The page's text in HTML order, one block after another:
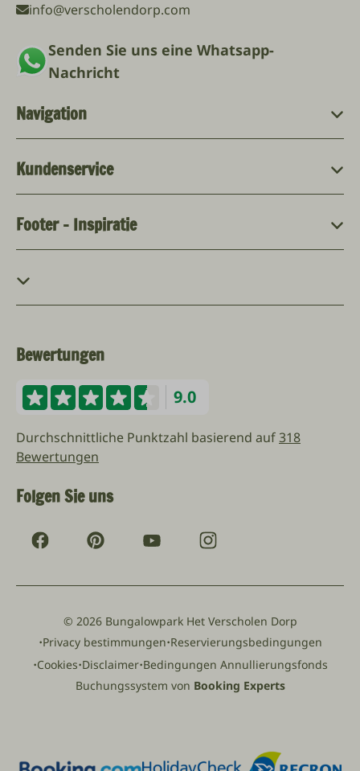
info@verscholendorp.com
Senden Sie uns eine Whatsapp-
Nachricht
Navigation
Kundenservice
Footer - Inspiratie
Bewertungen
9.0
Durchschnittliche Punktzahl basierend auf318
Bewertungen
Folgen Sie uns
© 2026 Bungalowpark Het Verscholen Dorp
·Privacy bestimmungen·Reservierungsbedingungen
·Cookies·Disclaimer·Bedingungen Annullierungsfonds
Buchungssystem von Booking Experts